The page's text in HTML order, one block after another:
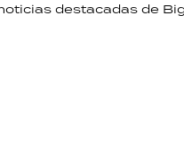
destacadas de